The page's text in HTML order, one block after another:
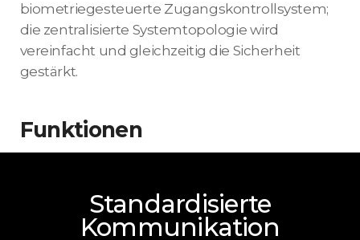
biometriegesteuerte Zugangskontrollsystem;
die zentralisierte Systemtopologie wird
vereinfacht und gleichzeitig die Sicherheit
gestärkt.
Funktionen
Standardisierte
Kommunikation